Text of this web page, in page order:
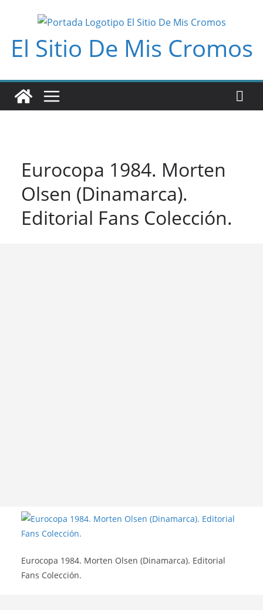
contenido
El Sitio De Mis Cromos
Eurocopa 1984. Morten
Olsen (Dinamarca).
Editorial Fans Colección.
Eurocopa 1984. Morten Olsen (Dinamarca). Editorial
Fans Colección.